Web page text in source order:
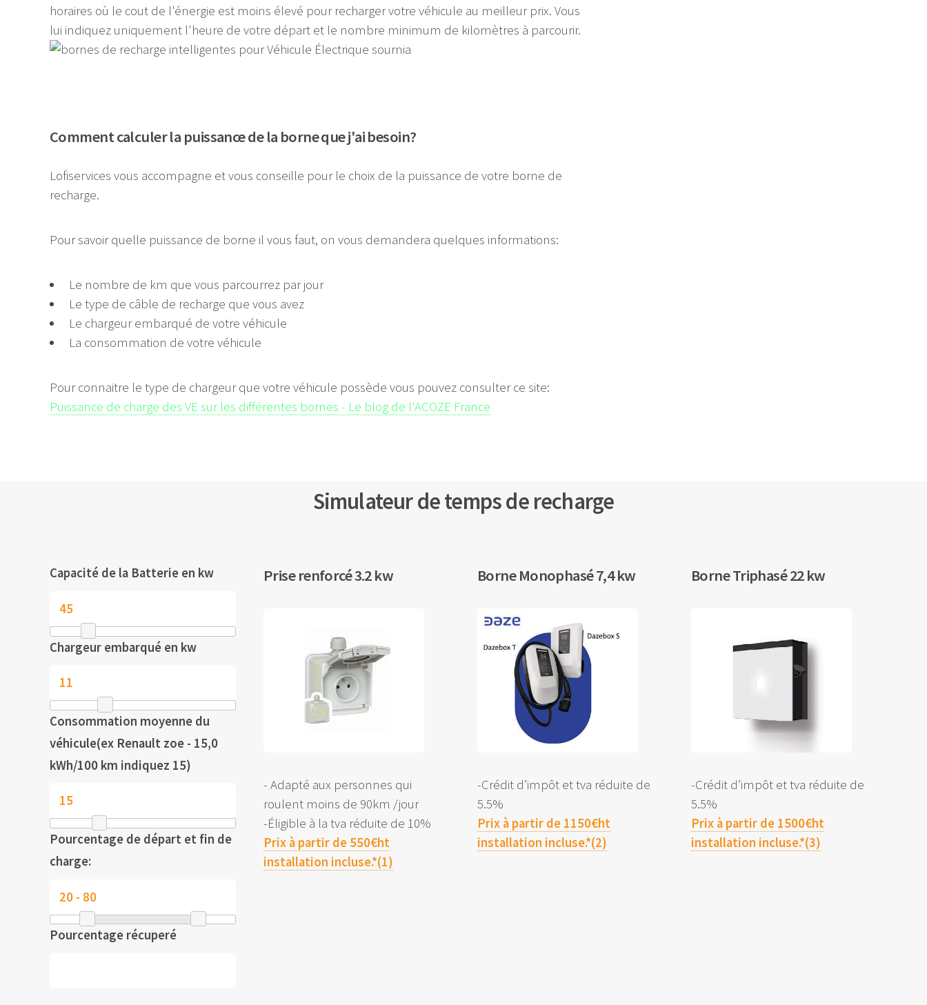
horaires où le cout de l'énergie est moins élevé pour recharger votre véhicule au meilleur prix. Vous
lui indiquez uniquement l'heure de votre départ et le nombre minimum de kilomètres à parcourir.
Comment calculer la puissance de la borne que j'ai besoin?
Lofiservices vous accompagne et vous conseille pour le choix de la puissance de votre borne de
recharge.
Pour savoir quelle puissance de borne il vous faut, on vous demandera quelques informations:
Le nombre de km que vous parcourrez par jour
Le type de câble de recharge que vous avez
Le chargeur embarqué de votre véhicule
La consommation de votre véhicule
Pour connaitre le type de chargeur que votre véhicule possède vous pouvez consulter ce site:
Puissance de charge des VE sur les différentes bornes - Le blog de l'ACOZE France
Simulateur de temps de recharge
Capacité de la Batterie en kw
Chargeur embarqué en kw
Consommation moyenne du
véhicule(ex Renault zoe - 15,0
kWh/100 km indiquez 15)
Pourcentage de départ et fin de
charge:
Pourcentage récuperé
Prise renforcé 3.2 kw
- Adapté aux personnes qui
roulent moins de 90km /jour
-Éligible à la tva réduite de 10%
Prix à partir de 550€ht
installation incluse.*(1)
Borne Monophasé 7,4 kw
-Crédit d’impôt et tva réduite de
5.5%
Prix à partir de 1150€ht
installation incluse.*(2)
Borne Triphasé 22 kw
-Crédit d’impôt et tva réduite de
5.5%
Prix à partir de 1500€ht
installation incluse.*(3)